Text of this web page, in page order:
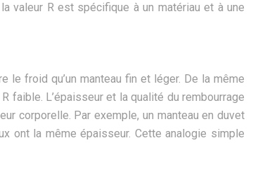
valeur R est spécifique à un matériau et à une
le froid qu’un manteau fin et léger. De la même
faible. L’épaisseur et la qualité du rembourrage
corporelle. Par exemple, un manteau en duvet
ont la même épaisseur. Cette analogie simple